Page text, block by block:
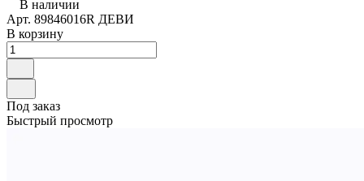
В наличии
Арт. 89846016R ДЕВИ
В корзину
Под заказ
Быстрый просмотр